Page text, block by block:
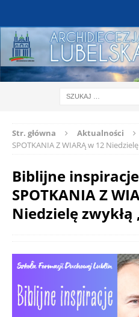
Str. główna Aktualności
SPOTKANIA Z WIARĄ w 12
Biblijne
SPOTKANIA Z
Niedzielę zwykłą